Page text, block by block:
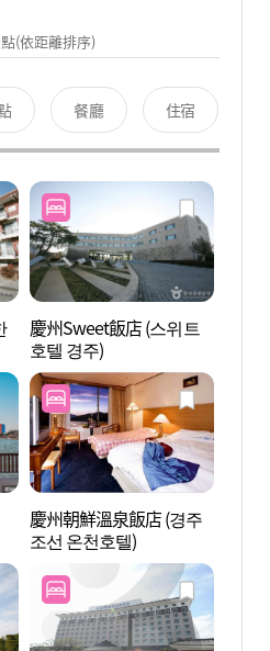
(依距離排序)
餐廳 住宿
慶州Sweet飯店 (스위트
호텔 경주)
慶州朝鮮溫泉飯店 (경주
조선 온천호텔)